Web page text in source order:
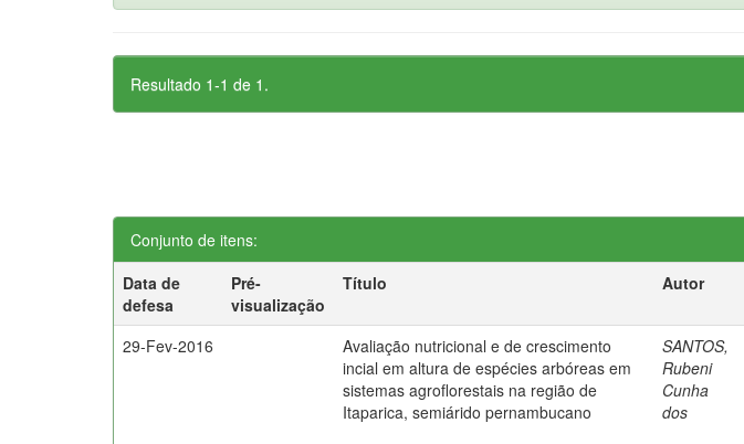
Resultado 1-1 de 1.
Conjunto de itens:
Data de
defesa
Pré-
visualização
Título Autor
29-Fev-2016
Avaliação nutricional e de crescimento
incial em altura de espécies arbóreas em
sistemas agroflorestais na região de
Itaparica, semiárido pernambucano
SANTOS,
Rubeni
Cunha
dos